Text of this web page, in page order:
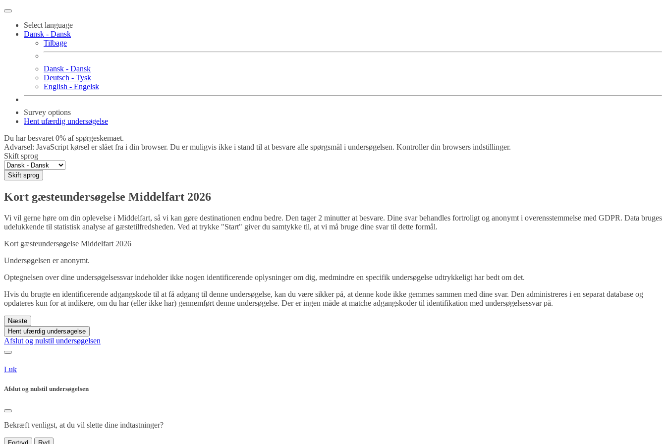
Select language
Dansk - Dansk
Tilbage
Dansk - Dansk
Deutsch - Tysk
English - Engelsk
Survey options
Hent ufærdig undersøgelse
Du har besvaret 0% af spørgeskemaet.
Advarsel: JavaScript kørsel er slået fra i din browser. Du er muligvis ikke i stand til at besvare alle spørgsmål i undersøgelsen. Kontroller din browsers indstillinger.
Skift sprog
Skift sprog
Kort gæsteundersøgelse Middelfart 2026
Vi vil gerne høre om din oplevelse i Middelfart, så vi kan gøre destinationen endnu bedre. Den tager 2 minutter at besvare. Dine svar behandles fortroligt og anonymt i overensstemmelse med GDPR. Data bruges
udelukkende til statistisk analyse af gæstetilfredsheden. Ved at trykke "Start" giver du samtykke til, at vi må bruge dine svar til dette formål.
Kort gæsteundersøgelse Middelfart 2026
Undersøgelsen er anonymt.
Optegnelsen over dine undersøgelsessvar indeholder ikke nogen identificerende oplysninger om dig, medmindre en specifik undersøgelse udtrykkeligt har bedt om det.
Hvis du brugte en identificerende adgangskode til at få adgang til denne undersøgelse, kan du være sikker på, at denne kode ikke gemmes sammen med dine svar. Den administreres i en separat database og
opdateres kun for at indikere, om du har (eller ikke har) gennemført denne undersøgelse. Der er ingen måde at matche adgangskoder til identifikation med undersøgelsessvar på.
Næste
Hent ufærdig undersøgelse
Afslut og nulstil undersøgelsen
Luk
Afslut og nulstil undersøgelsen
Bekræft venligst, at du vil slette dine indtastninger?